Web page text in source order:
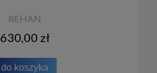
REHAN
630,00 zł
do koszyka